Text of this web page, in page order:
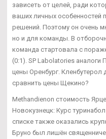
зависеть от целей, ради
ваших личных особенностей
решений. Поэтому он очень
но и для команды. В
команда стартовала с
(0:1). SP Labolatories
цены Оренбург. Кленбутерол
сравнить цены Щекино?
Methandienon стоимость
Новокузнецк: Курс
списке также оказались
Бруно был лишён